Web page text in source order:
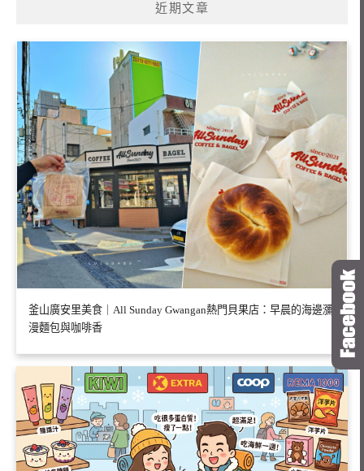
近期文章
釜山廣安里美食｜All Sunday Gwangan熱門貝果店：早晨的海邊瀰
漫麵包與咖啡香